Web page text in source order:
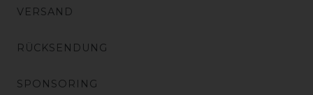
VERSAND
RÜCKSENDUNG
SPONSORING